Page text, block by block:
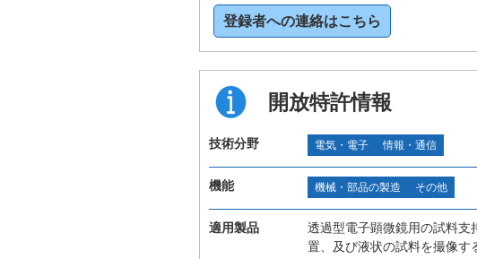
登録者への連絡はこちら
開放特許情報
技術分野 電気・電子 情報・通信
機能 機械・部品の製造 その他
適用製品
透過型電子顕微鏡用の試料支
置、及び液状の試料を撮像す